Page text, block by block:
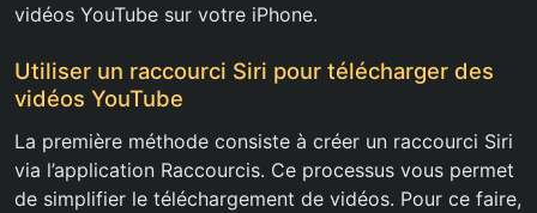
vidéos YouTube sur votre iPhone.
Utiliser un raccourci Siri pour télécharger des
vidéos YouTube
La première méthode consiste à créer un raccourci Siri
via l’application Raccourcis. Ce processus vous permet
de simplifier le téléchargement de vidéos. Pour ce faire,